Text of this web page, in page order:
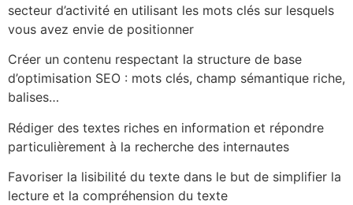
secteur d’activité en utilisant les mots clés sur lesquels
vous avez envie de positionner
Créer un contenu respectant la structure de base
d’optimisation SEO : mots clés, champ sémantique riche,
balises…
Rédiger des textes riches en information et répondre
particulièrement à la recherche des internautes
Favoriser la lisibilité du texte dans le but de simplifier la
lecture et la compréhension du texte